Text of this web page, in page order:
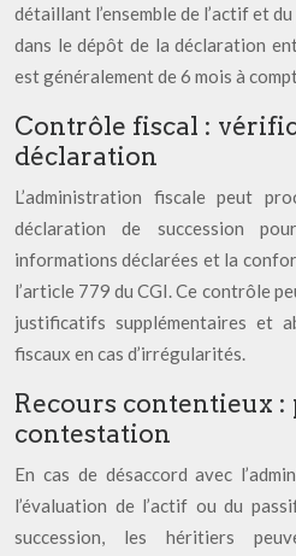
détaillant l’ensemble de l’actif et
dans le dépôt de la déclaration
est généralement de 6 mois à
Contrôle fiscal :
déclaration
L’administration fiscale peut
déclaration de succession
informations déclarées et la
l’article 779 du CGI. Ce contrôle
justificatifs supplémentaires et
fiscaux en cas d’irrégularités.
Recours contentieux :
contestation
En cas de désaccord avec
l’évaluation de l’actif ou du
succession, les héritiers